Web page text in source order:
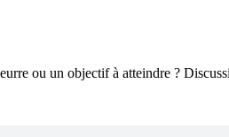
ou un objectif à atteindre ?